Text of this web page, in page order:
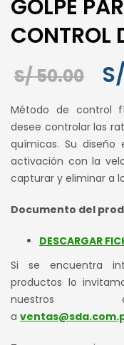
GOLPE
CONTROL
S/50.00
El
S/
S/
Método de control
desee controlar las
químicas. Su diseño
activación con la
capturar y eliminar a
Documento del
DESCARGAR
Si se encuentra
productos lo
nuestros
a